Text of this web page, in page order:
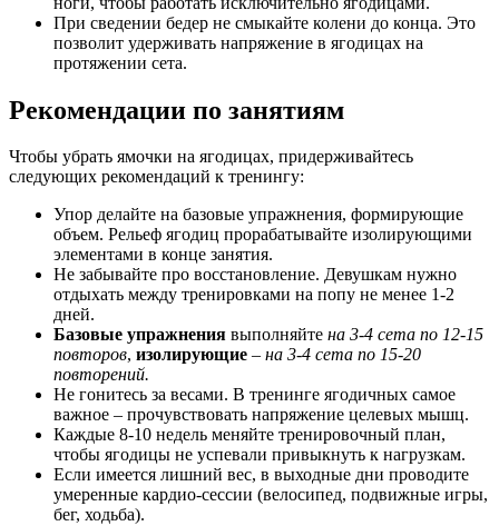
При сведении бедер не смыкайте колени до конца. Это
позволит удерживать напряжение в ягодицах на
протяжении сета.
Рекомендации по занятиям
Чтобы убрать ямочки на ягодицах, придерживайтесь
следующих рекомендаций к тренингу:
Упор делайте на базовые упражнения, формирующие
объем. Рельеф ягодиц прорабатывайте изолирующими
элементами в конце занятия.
Не забывайте про восстановление. Девушкам нужно
отдыхать между тренировками на попу не менее 1-2
дней.
Базовые упражнения выполняйте на 3-4 сета по 12-15
повторов, изолирующие – на 3-4 сета по 15-20
повторений.
Не гонитесь за весами. В тренинге ягодичных самое
важное – прочувствовать напряжение целевых мышц.
Каждые 8-10 недель меняйте тренировочный план,
чтобы ягодицы не успевали привыкнуть к нагрузкам.
Если имеется лишний вес, в выходные дни проводите
умеренные кардио-сессии (велосипед, подвижные игры,
бег, ходьба).